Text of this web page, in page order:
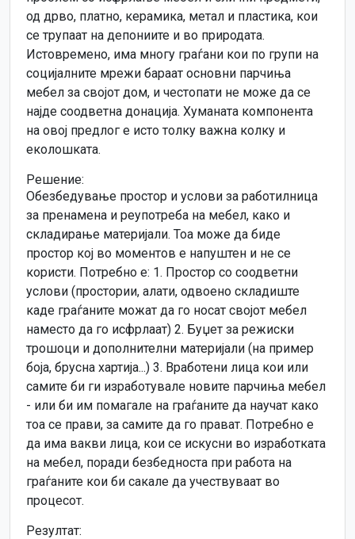
од дрво, платно, керамика, метал и пластика, кои
се трупаат на депониите и во природата.
Истовремено, има многу граѓани кои по групи на
социјалните мрежи бараат основни парчиња
мебел за својот дом, и честопати не може да се
најде соодветна донација. Хуманата компонента
на овој предлог е исто толку важна колку и
еколошката.
Решение:
Обезбедување простор и услови за работилница
за пренамена и реупотреба на мебел, како и
складирање материјали. Тоа може да биде
простор кој во моментов е напуштен и не се
користи. Потребно е: 1. Простор со соодветни
услови (простории, алати, одвоено складиште
каде граѓаните можат да го носат својот мебел
наместо да го исфрлаат) 2. Буџет за режиски
трошоци и дополнителни материјали (на пример
боја, брусна хартија...) 3. Вработени лица кои или
самите би ги изработувале новите парчиња мебел
- или би им помагале на граѓаните да научат како
тоа се прави, за самите да го прават. Потребно е
да има вакви лица, кои се искусни во изработката
на мебел, поради безбедноста при работа на
граѓаните кои би сакале да учествуваат во
процесот.
Резултат: